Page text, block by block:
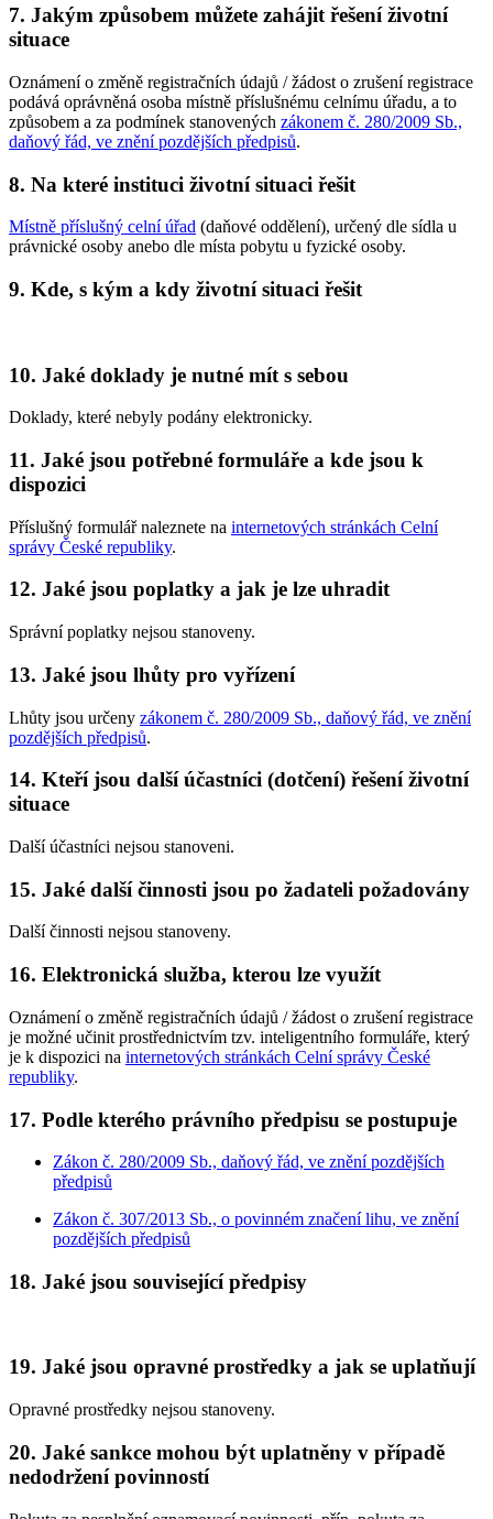
7. Jakým způsobem můžete zahájit řešení životní
situace
Oznámení o změně registračních údajů / žádost o zrušení registrace
podává oprávněná osoba místně příslušnému celnímu úřadu, a to
způsobem a za podmínek stanovených zákonem č. 280/2009 Sb.,
daňový řád, ve znění pozdějších předpisů.
8. Na které instituci životní situaci řešit
Místně příslušný celní úřad (daňové oddělení), určený dle sídla u
právnické osoby anebo dle místa pobytu u fyzické osoby.
9. Kde, s kým a kdy životní situaci řešit
10. Jaké doklady je nutné mít s sebou
Doklady, které nebyly podány elektronicky.
11. Jaké jsou potřebné formuláře a kde jsou k
dispozici
Příslušný formulář naleznete na internetových stránkách Celní
správy České republiky.
12. Jaké jsou poplatky a jak je lze uhradit
Správní poplatky nejsou stanoveny.
13. Jaké jsou lhůty pro vyřízení
Lhůty jsou určeny zákonem č. 280/2009 Sb., daňový řád, ve znění
pozdějších předpisů.
14. Kteří jsou další účastníci (dotčení) řešení životní
situace
Další účastníci nejsou stanoveni.
15. Jaké další činnosti jsou po žadateli požadovány
Další činnosti nejsou stanoveny.
16. Elektronická služba, kterou lze využít
Oznámení o změně registračních údajů / žádost o zrušení registrace
je možné učinit prostřednictvím tzv. inteligentního formuláře, který
je k dispozici na internetových stránkách Celní správy České
republiky.
17. Podle kterého právního předpisu se postupuje
Zákon č. 280/2009 Sb., daňový řád, ve znění pozdějších
předpisů
Zákon č. 307/2013 Sb., o povinném značení lihu, ve znění
pozdějších předpisů
18. Jaké jsou související předpisy
19. Jaké jsou opravné prostředky a jak se uplatňují
Opravné prostředky nejsou stanoveny.
20. Jaké sankce mohou být uplatněny v případě
nedodržení povinností